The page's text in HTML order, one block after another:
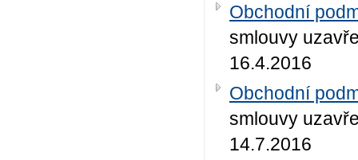
Obchodní
smlouvy
16.4.2016
Obchodní
smlouvy
14.7.2016